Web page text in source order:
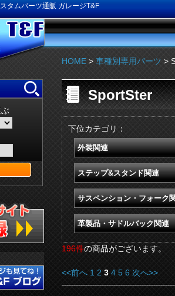
タムパーツ通販 ガレージT&F
HOME > 車種別専用パーツ >
SportSter
下位カテゴリ：
外装関連
ステップ&スタンド関連
サスペンション・フォーク
革製品・サドルバック関連
196件の商品がございます。
<<前へ 1 2 3 4 5 6 次へ>>